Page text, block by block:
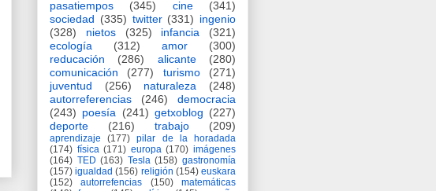
pasatiempos
(345) cine
(341)
sociedad (335) twitter (331) ingenio
(328)
nietos (325) infancia
(321)
ecología
(312) amor
(300)
reducación
(286) alicante
(280)
comunicación
(277) turismo
(271)
juventud
(256) naturaleza
(248)
autorreferencias
(246)
democracia
(243) poesía (241) getxoblog (227)
deporte
(216) trabajo (209)
aprendizaje (177)
pilar de la horadada
(174) física (171) europa (170) imágenes
(164) TED (163) Tesla (158) gastronomía
(157) igualdad (156) religión (154) euskara
(152)
autorrefencias (150)
matemáticas